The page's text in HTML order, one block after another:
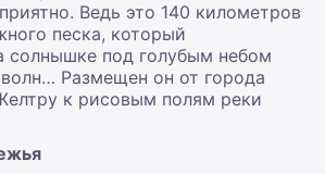
Ведь это 140 километров
песка, который
солнышке под голубым небом
Размещен он от города
к рисовым полям реки